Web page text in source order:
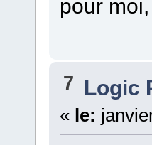
pour
7 Logic
« le: